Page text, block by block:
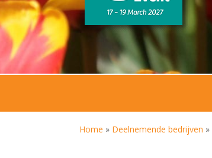
Home » Deelnemende bedrijven »